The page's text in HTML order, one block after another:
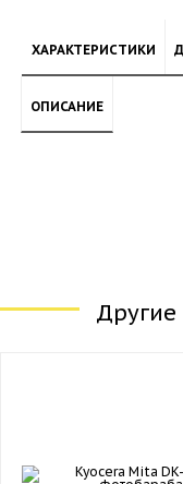
ХАРАКТЕРИСТИКИ
ОПИСАНИЕ